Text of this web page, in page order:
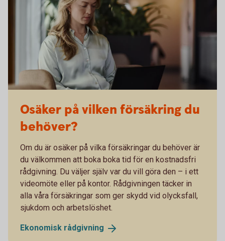
Osäker på vilken försäkring du
behöver?
Om du är osäker på vilka försäkringar du behöver är
du välkommen att boka boka tid för en kostnadsfri
rådgivning. Du väljer själv var du vill göra den – i ett
videomöte eller på kontor. Rådgivningen täcker in
alla våra försäkringar som ger skydd vid olycksfall,
sjukdom och arbetslöshet.
Ekonomisk rådgivning